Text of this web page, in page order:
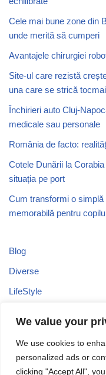
We value your
We use cookies to
personalized ads or
clicking "Accept All",
Cele mai bune zone din
unde merită să cumperi
Avantajele chirurgiei
Site-ul care rezistă
una care se strică
Închirieri auto Cluj-
medicale sau personale
România de facto:
Cotele Dunării la
situația pe port
Cum transformi o
memorabilă pentru
Blog
Diverse
LifeStyle
Uncategorized